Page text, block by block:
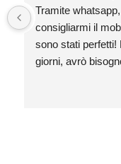
Tramite
consigliarmi il
sono stati perfetti!
giorni, avrò